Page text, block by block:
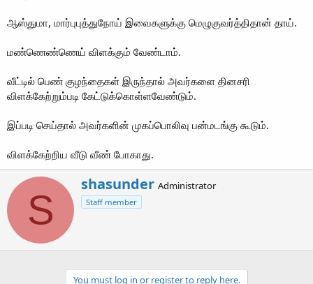
ஆஸ்துமா, மார்புபுத்துநோய் இவைகளுக்கு மெழுகுவர்த்திதான் தாய்.
மண்ணெண்ணெய் விளக்கும் வேண்டாம்.
வீட்டில் பெண் குழந்தைகள் இருந்தால் அவர்களை தினசரி
விளக்கேற்றும்படி கேட்டுக்கொள்ளவேண்டும்.
இப்படி செய்தால் அவர்களின் முகப்பொலிவு பன்மடங்கு கூடும்.
விளக்கேற்றிய வீடு வீண் போகாது.
S
W
r
i
b
y
shasunder Administrator
Staff member
You must log in or register to reply here.